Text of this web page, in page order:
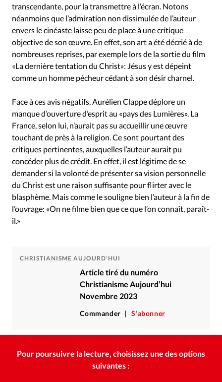
transcendante, pour la transmettre à l’écran. Notons
néanmoins que l’admiration non dissimulée de l’auteur
envers le cinéaste laisse peu de place à une critique
objective de son œuvre. En effet, son art a été décrié à de
nombreuses reprises, par exemple lors de la sortie du film
«La dernière tentation du Christ»: Jésus y est dépeint
comme un homme pécheur cédant à son désir charnel.
Face à ces avis négatifs, Aurélien Clappe déplore un
manque d’ouverture d’esprit au «pays des Lumières». La
France, selon lui, n’aurait pas su accueillir une œuvre
touchant de près à la religion. Ce sont pourtant des
critiques pertinentes, auxquelles l’auteur aurait pu
concéder plus de crédit. En effet, il est légitime de se
demander si la volonté de présenter sa vision personnelle
du Christ est une raison suffisante pour flirter avec le
blasphème. Mais comme le souligne bien l’auteur à la fin de
l’ouvrage: «On ne filme bien que ce que l’on connaît, paraît-
il.»
CHRISTIANISME AUJOURD'HUI
Article tiré du numéro
Christianisme Aujourd’hui
Novembre 2023
Commander S’abonner
Pour poursuivre la lecture, choisissez une des options
suivantes :